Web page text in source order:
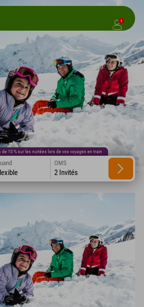
1
de 10 % sur les nuitées lors de vos voyages en train
OMS
2 Invités